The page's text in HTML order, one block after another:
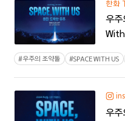
한화저축은행
한화생명금융서비스
한화세미텍
한화
우주
With
#우주의 조약돌 #SPACE WITH US
우주